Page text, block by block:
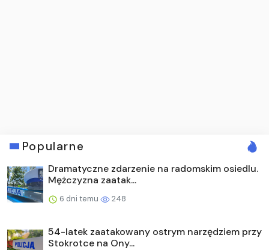
Popularne
Dramatyczne zdarzenie na radomskim osiedlu.
Mężczyzna zaatak...
6 dni temu 248
54-latek zaatakowany ostrym narzędziem przy
Stokrotce na Ony...